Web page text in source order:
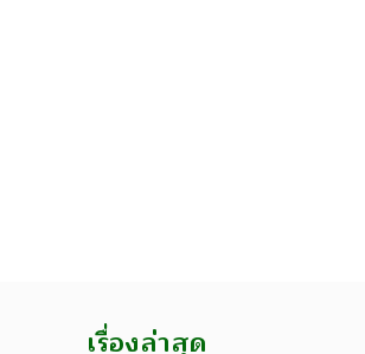
เรื่องล่าสุด